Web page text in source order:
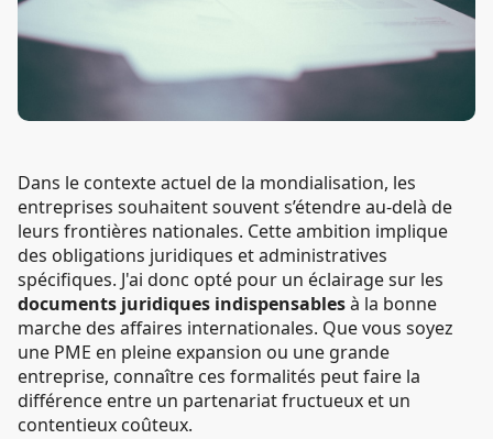
Dans le contexte actuel de la mondialisation, les
entreprises souhaitent souvent s’étendre au-delà de
leurs frontières nationales. Cette ambition implique
des obligations juridiques et administratives
spécifiques. J'ai donc opté pour un éclairage sur les
documents juridiques indispensablesà la bonne
marche des affaires internationales. Que vous soyez
une PME en pleine expansion ou une grande
entreprise, connaître ces formalités peut faire la
différence entre un partenariat fructueux et un
contentieux coûteux.